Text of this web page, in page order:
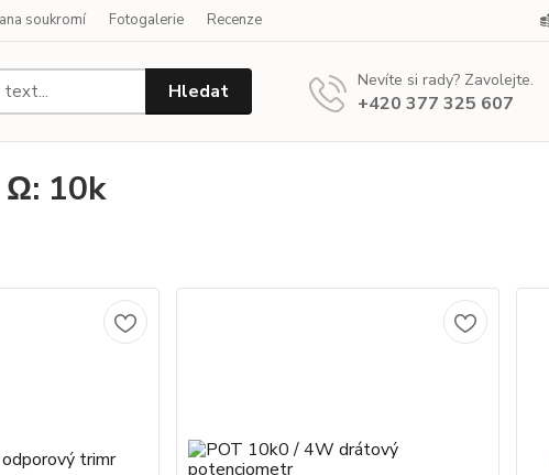
soukromí Fotogalerie Recenze
Hledat Nevíte si rady? Zavolejte.
+420 377 325 607
10k